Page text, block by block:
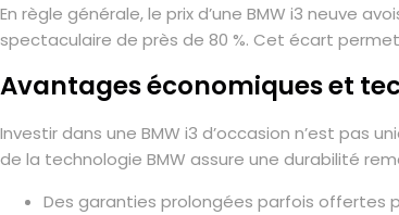
En règle générale, le prix d’une BMW i3 neuve
spectaculaire de près de 80 %. Cet écart
Avantages économiques et
Investir dans une BMW i3 d’occasion n’est
de la technologie BMW assure une durabilité
Des garanties prolongées parfois offertes